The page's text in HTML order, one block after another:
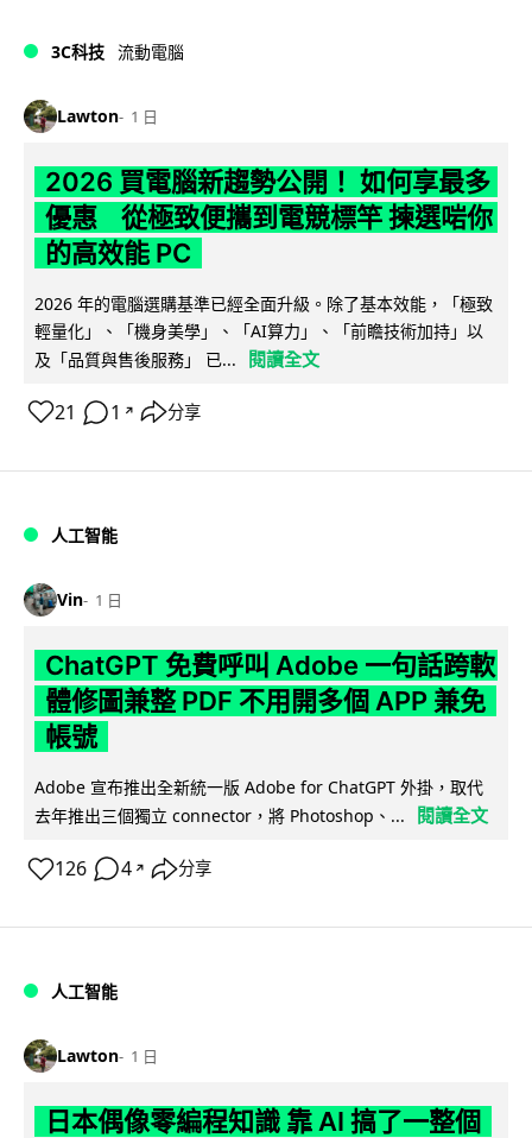
3C科技 流動電腦
Lawton 1 日
2026 買電腦新趨勢公開！ 如何享最多
優惠 從極致便攜到電競標竿 揀選啱你
的高效能 PC
2026 年的電腦選購基準已經全面升級。除了基本效能，「極致
輕量化」、「機身美學」、「AI算力」、「前瞻技術加持」以
及「品質與售後服務」 已...
閱讀全文
21 1 ↗ 分享
人工智能
Vin 1 日
ChatGPT 免費呼叫 Adobe 一句話跨軟
體修圖兼整 PDF 不用開多個 APP 兼免
帳號
Adobe 宣布推出全新統一版 Adobe for ChatGPT 外掛，取代
去年推出三個獨立 connector，將 Photoshop、...
閱讀全文
126 4 ↗ 分享
人工智能
Lawton 1 日
日本偶像零編程知識 靠 AI 搞了一整個